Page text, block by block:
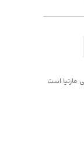
مارتیا است